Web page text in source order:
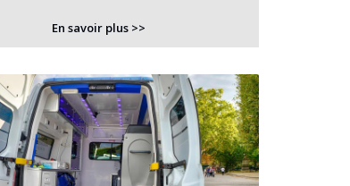
En savoir plus >>